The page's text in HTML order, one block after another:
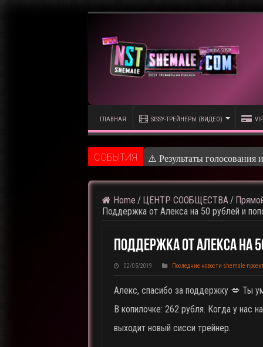
ГЛАВНАЯ SISSY-ТРЕЙНЕРЫ (ВИДЕО)
CОБЫТИЯ ⚠️ Результаты голосования
Home / ЦЕНТР СООБЩЕСТВА /
Поддержка от Алекса на 50 рублей и
Поддержка От Алекса На
02/05/2019 Последние новости shemale-
Алекс, спасибо за поддержку 💋 Ты
В копилочке: 262 рубля. Когда у нас
выходит новый сисси трейнер.